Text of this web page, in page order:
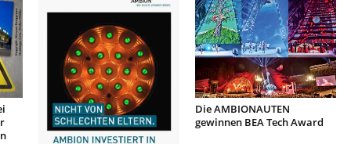
Die AMBIONAUTEN
gewinnen BEA Tech Award